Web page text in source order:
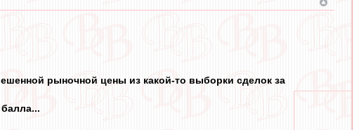
рыночной цены из какой-то выборки сделок за